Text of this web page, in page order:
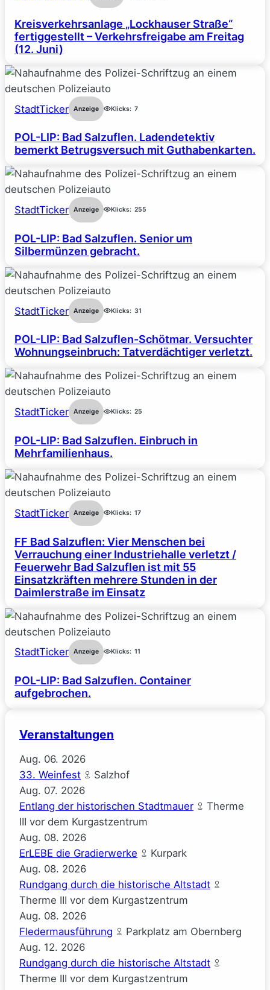
Kreisverkehrsanlage „Lockhauser Straße“
fertiggestellt – Verkehrsfreigabe am Freitag
(12. Juni)
StadtTicker Anzeige Klicks: 7
POL-LIP: Bad Salzuflen. Ladendetektiv
bemerkt Betrugsversuch mit Guthabenkarten.
StadtTicker Anzeige Klicks: 255
POL-LIP: Bad Salzuflen. Senior um
Silbermünzen gebracht.
StadtTicker Anzeige Klicks: 31
POL-LIP: Bad Salzuflen-Schötmar. Versuchter
Wohnungseinbruch: Tatverdächtiger verletzt.
StadtTicker Anzeige Klicks: 25
POL-LIP: Bad Salzuflen. Einbruch in
Mehrfamilienhaus.
StadtTicker Anzeige Klicks: 17
FF Bad Salzuflen: Vier Menschen bei
Verrauchung einer Industriehalle verletzt /
Feuerwehr Bad Salzuflen ist mit 55
Einsatzkräften mehrere Stunden in der
Daimlerstraße im Einsatz
StadtTicker Anzeige Klicks: 11
POL-LIP: Bad Salzuflen. Container
aufgebrochen.
Veranstaltungen
Aug. 06. 2026
33. Weinfest
Salzhof
Aug. 07. 2026
Entlang der historischen Stadtmauer
Therme
III vor dem Kurgastzentrum
Aug. 08. 2026
ErLEBE die Gradierwerke
Kurpark
Aug. 08. 2026
Rundgang durch die historische Altstadt
Therme III vor dem Kurgastzentrum
Aug. 08. 2026
Fledermausführung
Parkplatz am Obernberg
Aug. 12. 2026
Rundgang durch die historische Altstadt
Therme III vor dem Kurgastzentrum